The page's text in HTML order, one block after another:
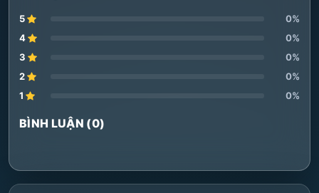
5
0%
4
0%
3
0%
2
0%
1
0%
BÌNH LUẬN (0)